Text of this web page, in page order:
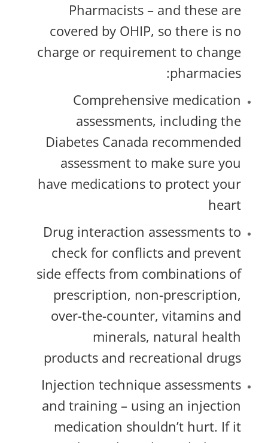
Pharmacists – and these are
covered by OHIP, so there is no
charge or requirement to change
pharmacies:
Comprehensive medication
assessments, including the
Diabetes Canada recommended
assessment to make sure you
have medications to protect your
heart
Drug interaction assessments to
check for conflicts and prevent
side effects from combinations of
prescription, non-prescription,
over-the-counter, vitamins and
minerals, natural health
products and recreational drugs
Injection technique assessments
and training – using an injection
medication shouldn’t hurt. If it